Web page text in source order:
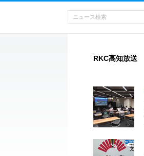
RKC高知放送